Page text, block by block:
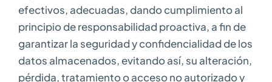
efectivos, adecuadas, dando cumplimiento al
principio de responsabilidad proactiva, a fin de
garantizar la seguridad y confidencialidad de los
datos almacenados, evitando así, su alteración,
pérdida, tratamiento o acceso no autorizado y